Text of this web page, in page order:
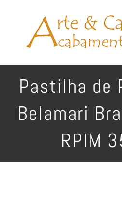
Pastilha de
Belamari
RPIM